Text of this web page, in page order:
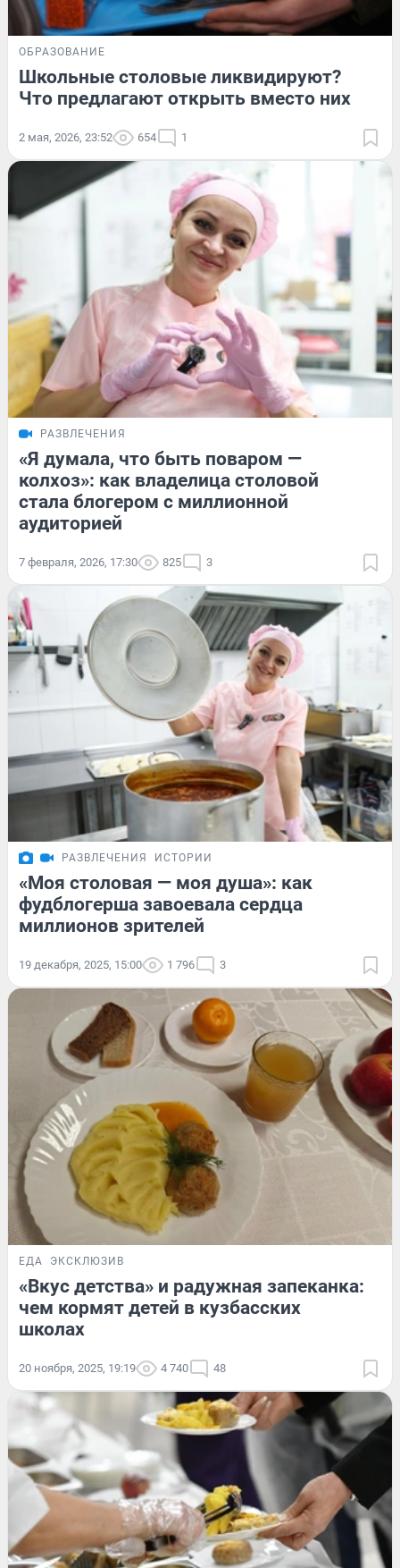
ОБРАЗОВАНИЕ
Школьные столовые ликвидируют?
Что предлагают открыть вместо них
2 мая, 2026, 23:52 654 1
РАЗВЛЕЧЕНИЯ
«Я думала, что быть поваром —
колхоз»: как владелица столовой
стала блогером с миллионной
аудиторией
7 февраля, 2026, 17:30 825 3
РАЗВЛЕЧЕНИЯ ИСТОРИИ
«Моя столовая — моя душа»: как
фудблогерша завоевала сердца
миллионов зрителей
19 декабря, 2025, 15:00 1 796 3
ЕДА ЭКСКЛЮЗИВ
«Вкус детства» и радужная запеканка:
чем кормят детей в кузбасских
школах
20 ноября, 2025, 19:19 4 740 48